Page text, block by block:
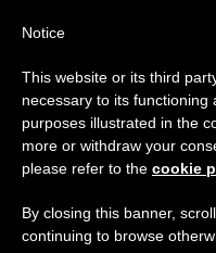
Aviso
Del 27 de julio al 7
anual, aprovechando
se generan menos
Notice
This website or its third
necessary to its
purposes illustrated in the
more or withdraw your
please refer to the cookie
By closing this banner,
continuing to browse